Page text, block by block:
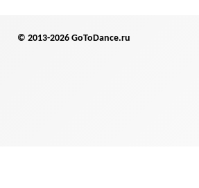
© 2013-2026 GoToDance.ru